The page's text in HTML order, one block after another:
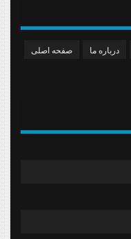
صفحه اصلی درباره ما